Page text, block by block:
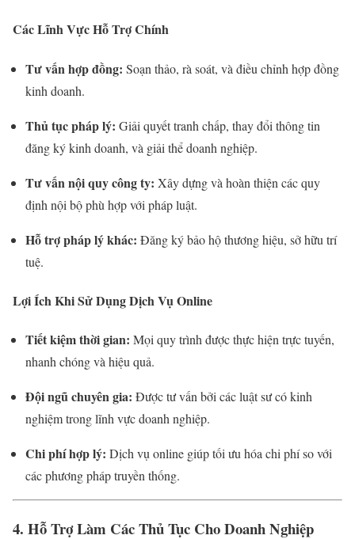
Các Lĩnh Vực Hỗ Trợ Chính
Tư vấn hợp đồng: Soạn thảo, rà soát, và điều chỉnh hợp đồng
kinh doanh.
Thủ tục pháp lý: Giải quyết tranh chấp, thay đổi thông tin
đăng ký kinh doanh, và giải thể doanh nghiệp.
Tư vấn nội quy công ty: Xây dựng và hoàn thiện các quy
định nội bộ phù hợp với pháp luật.
Hỗ trợ pháp lý khác: Đăng ký bảo hộ thương hiệu, sở hữu trí
tuệ.
Lợi Ích Khi Sử Dụng Dịch Vụ Online
Tiết kiệm thời gian: Mọi quy trình được thực hiện trực tuyến,
nhanh chóng và hiệu quả.
Đội ngũ chuyên gia: Được tư vấn bởi các luật sư có kinh
nghiệm trong lĩnh vực doanh nghiệp.
Chi phí hợp lý: Dịch vụ online giúp tối ưu hóa chi phí so với
các phương pháp truyền thống.
4. Hỗ Trợ Làm Các Thủ Tục Cho Doanh Nghiệp